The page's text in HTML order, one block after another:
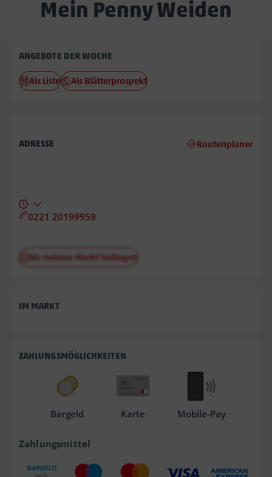
Mein Penny Weiden
Penny
Weiden
ANGEBOTE DER WOCHE
Als Liste Als Blätterprospekt
ADRESSE Routenplaner
0221 20199959
Als meinen Markt festlegen
IM MARKT
ZAHLUNGSMÖGLICHKEITEN
Bargeld Karte Mobile-Pay
Zahlungsmittel